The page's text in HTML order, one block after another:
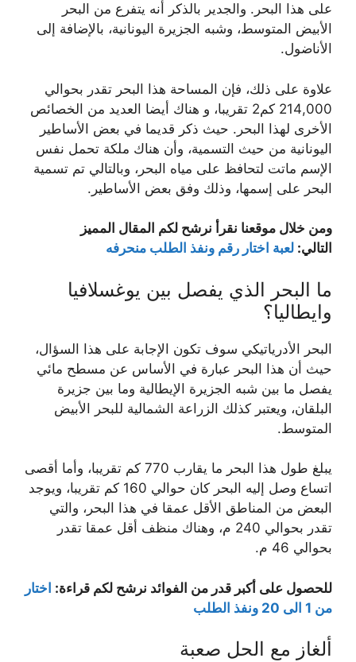
على هذا البحر. والجدير بالذكر أنه يتفرع من البحر
الأبيض المتوسط، وشبه الجزيرة اليونانية، بالإضافة إلى
الأناضول.
علاوة على ذلك، فإن المساحة هذا البحر تقدر بحوالي
214,000 كم2 تقريبا، و هناك أيضا العديد من الخصائص
الأخرى لهذا البحر. حيث ذكر قديما في بعض الأساطير
اليونانية من حيث التسمية، وأن هناك ملكة تحمل نفس
الإسم ماتت لتحافظ على مياه البحر، وبالتالي تم تسمية
البحر على إسمها، وذلك وفق بعض الأساطير.
ومن خلال موقعنا نقرأ نرشح لكم المقال المميز
التالي: لعبة اختار رقم ونفذ الطلب منحرفه
ما البحر الذي يفصل بين يوغسلافيا
وايطاليا؟
البحر الأدرياتيكي سوف تكون الإجابة على هذا السؤال،
حيث أن هذا البحر عبارة في الأساس عن مسطح مائي
يفصل ما بين شبه الجزيرة الإيطالية وما بين جزيرة
البلقان، ويعتبر كذلك الزراعة الشمالية للبحر الأبيض
المتوسط.
يبلغ طول هذا البحر ما يقارب 770 كم تقريبا، وأما أقصى
اتساع وصل إليه البحر كان حوالي 160 كم تقريبا، ويوجد
البعض من المناطق الأقل عمقا في هذا البحر، والتي
تقدر بحوالي 240 م، وهناك منظف أقل عمقا تقدر
بحوالي 46 م.
للحصول على أكبر قدر من الفوائد نرشح لكم قراءة: اختار
من 1 الى 20 ونفذ الطلب
ألغاز مع الحل صعبة